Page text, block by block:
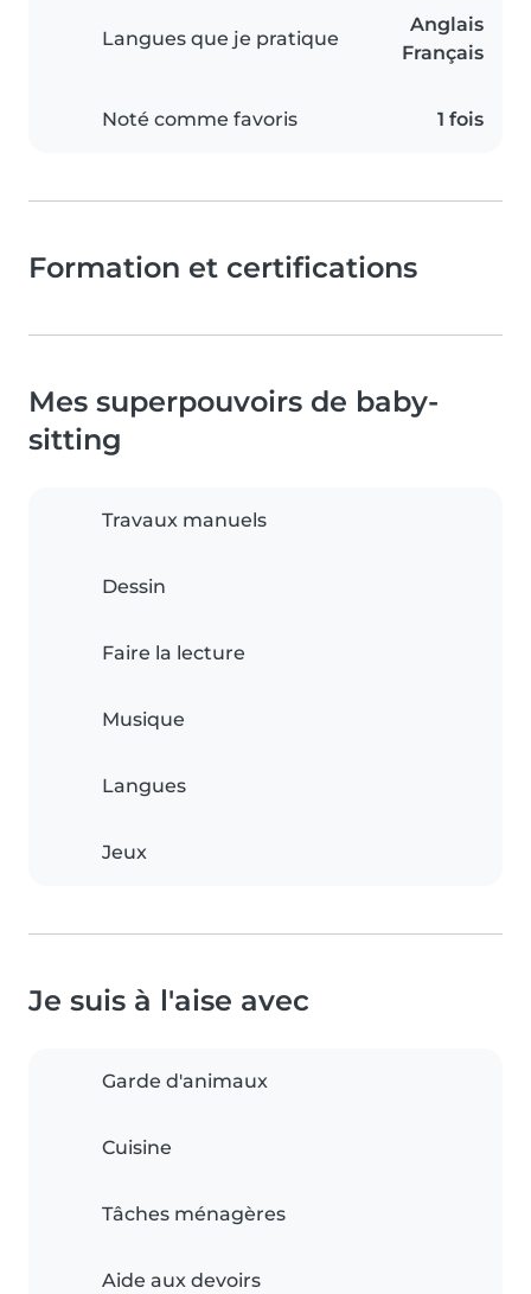
Langues que je pratique
Anglais
Français
Noté comme favoris 1 fois
Formation et certifications
Mes superpouvoirs de baby-
sitting
Travaux manuels
Dessin
Faire la lecture
Musique
Langues
Jeux
Je suis à l'aise avec
Garde d'animaux
Cuisine
Tâches ménagères
Aide aux devoirs